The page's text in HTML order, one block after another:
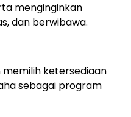
menginginkan
dan berwibawa.
memilih ketersediaan
sebagai program